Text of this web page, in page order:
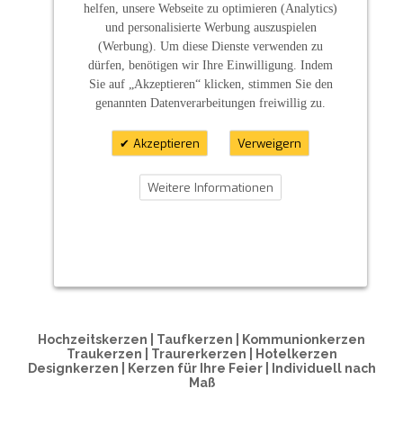
Hochzeitskerzen | Taufkerzen | Kommunionkerzen
Traukerzen | Traurerkerzen | Hotelkerzen
Designkerzen | Kerzen für Ihre Feier | Individuell nach
Maß
helfen, unsere Webseite zu optimieren (Analytics)
und personalisierte Werbung auszuspielen
(Werbung). Um diese Dienste verwenden zu
dürfen, benötigen wir Ihre Einwilligung. Indem
Sie auf „Akzeptieren“ klicken, stimmen Sie den
genannten Datenverarbeitungen freiwillig zu.
Akzeptieren Verweigern
Weitere Informationen